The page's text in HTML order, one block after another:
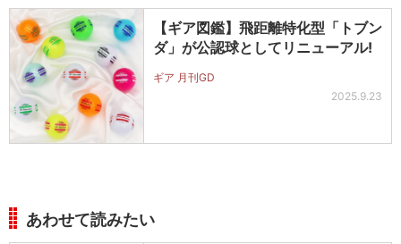
【ギア図鑑】飛距離特化型「トブン
ダ」が公認球としてリニューアル!
ギア 月刊GD
2025.9.23
あわせて読みたい